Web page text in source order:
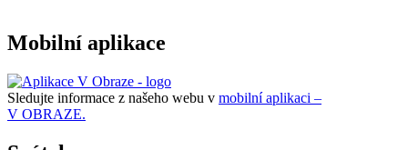
Mobilní aplikace
Sledujte informace z našeho webu v mobilní aplikaci –
V OBRAZE.